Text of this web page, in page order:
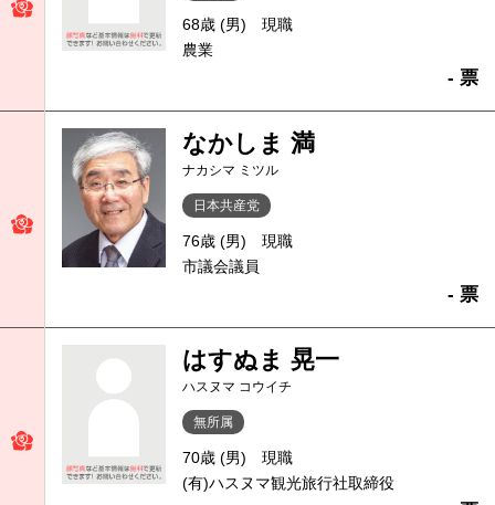
68歳 (男)
現職
農業
- 票
なかしま 満
ナカシマ ミツル
日本共産党
76歳 (男)
現職
市議会議員
- 票
はすぬま 晃一
ハスヌマ コウイチ
無所属
70歳 (男)
現職
(有)ハスヌマ観光旅行社取締役